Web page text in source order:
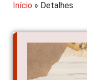
Início » Detalhes